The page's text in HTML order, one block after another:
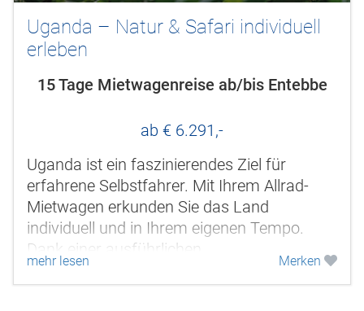
Uganda – Natur & Safari individuell
erleben
15 Tage Mietwagenreise ab/bis Entebbe
ab € 6.291,-
Uganda ist ein faszinierendes Ziel für
erfahrene Selbstfahrer. Mit Ihrem Allrad-
Mietwagen erkunden Sie das Land
individuell und in Ihrem eigenen Tempo.
Dank einer ausführlichen
Fahrzeugeinweisung und einer sorgfältig
ausgearbeiteten...
mehr lesen Merken